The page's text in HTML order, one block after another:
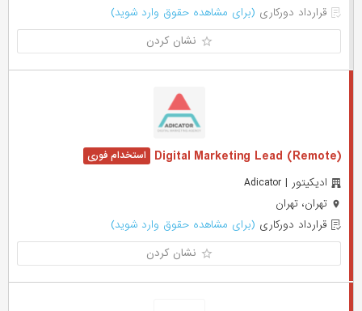
قرارداد دورکاری (برای مشاهده حقوق وارد شوید)
نشان کردن
Digital Marketing Lead (Remote)
ادیکیتور | Adicator
تهران، تهران
قرارداد دورکاری (برای مشاهده حقوق وارد شوید)
نشان کردن